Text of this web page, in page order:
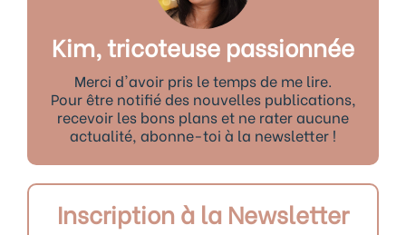
Kim, tricoteuse passionnée
Merci d'avoir pris le temps de me lire.
Pour être notifié des nouvelles publications,
recevoir les bons plans et ne rater aucune
actualité, abonne-toi à la newsletter !
Inscription à la Newsletter